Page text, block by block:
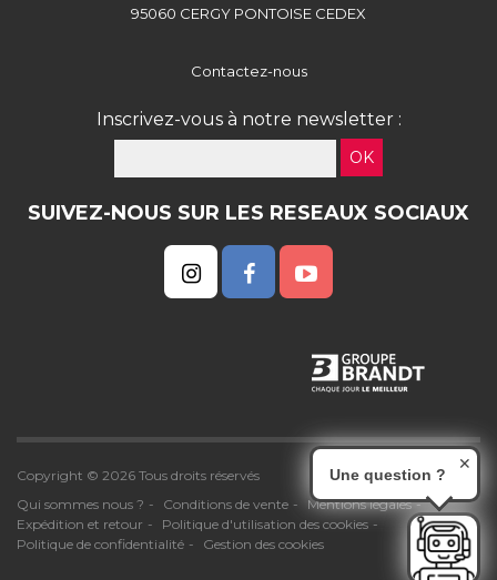
95060 CERGY PONTOISE CEDEX
Contactez-nous
Inscrivez-vous à notre newsletter :
OK
SUIVEZ-NOUS SUR LES RESEAUX SOCIAUX
Copyright © 2026 Tous droits réservés
Qui sommes nous ?
Conditions de vente
Mentions légales
Expédition et retour
Politique d'utilisation des cookies
Politique de confidentialité
Gestion des cookies
Une question ?
✕